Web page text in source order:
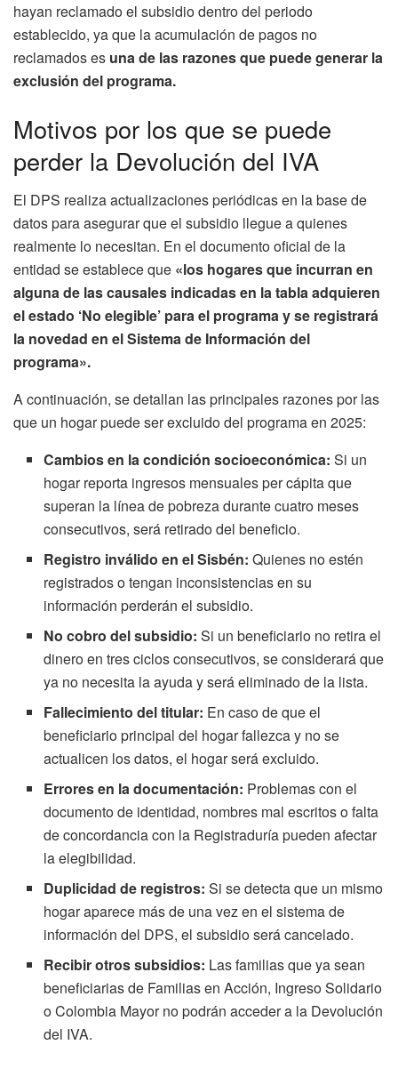
hayan reclamado el subsidio dentro del periodo
establecido, ya que la acumulación de pagos no
reclamados es una de las razones que puede generar la
exclusión del programa.
Motivos por los que se puede
perder la Devolución del IVA
El DPS realiza actualizaciones periódicas en la base de
datos para asegurar que el subsidio llegue a quienes
realmente lo necesitan. En el documento oficial de la
entidad se establece que «los hogares que incurran en
alguna de las causales indicadas en la tabla adquieren
el estado ‘No elegible’ para el programa y se registrará
la novedad en el Sistema de Información del
programa».
A continuación, se detallan las principales razones por las
que un hogar puede ser excluido del programa en 2025:
Cambios en la condición socioeconómica: Si un
hogar reporta ingresos mensuales per cápita que
superan la línea de pobreza durante cuatro meses
consecutivos, será retirado del beneficio.
Registro inválido en el Sisbén: Quienes no estén
registrados o tengan inconsistencias en su
información perderán el subsidio.
No cobro del subsidio: Si un beneficiario no retira el
dinero en tres ciclos consecutivos, se considerará que
ya no necesita la ayuda y será eliminado de la lista.
Fallecimiento del titular: En caso de que el
beneficiario principal del hogar fallezca y no se
actualicen los datos, el hogar será excluido.
Errores en la documentación: Problemas con el
documento de identidad, nombres mal escritos o falta
de concordancia con la Registraduría pueden afectar
la elegibilidad.
Duplicidad de registros: Si se detecta que un mismo
hogar aparece más de una vez en el sistema de
información del DPS, el subsidio será cancelado.
Recibir otros subsidios: Las familias que ya sean
beneficiarias de Familias en Acción, Ingreso Solidario
o Colombia Mayor no podrán acceder a la Devolución
del IVA.